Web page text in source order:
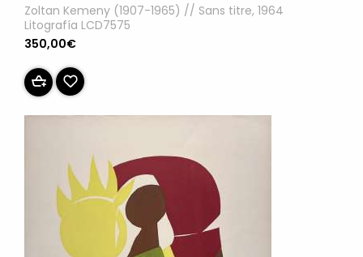
Zoltan Kemeny (1907-1965) // Sans titre, 1964
Litografía LCD7575
350,00€